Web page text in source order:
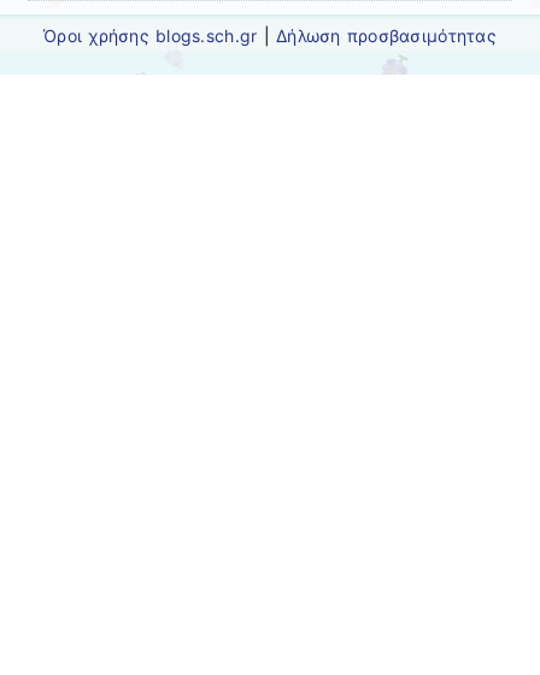
Όροι χρήσης blogs.sch.gr Δήλωση προσβασιμότητας